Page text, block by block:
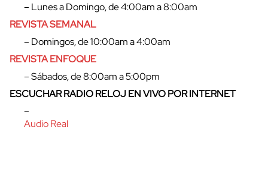
– Lunes a Domingo, de 4:00am a 8:00am
REVISTA SEMANAL
– Domingos, de 10:00am a 4:00am
REVISTA ENFOQUE
– Sábados, de 8:00am a 5:00pm
ESCUCHAR RADIO RELOJ EN VIVO POR INTERNET
–
Audio Real